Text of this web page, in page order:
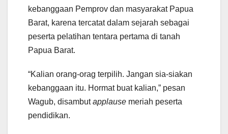
kebanggaan Pemprov dan masyarakat Papua
Barat, karena tercatat dalam sejarah sebagai
peserta pelatihan tentara pertama di tanah
Papua Barat.
“Kalian orang-orag terpilih. Jangan sia-siakan
kebanggaan itu. Hormat buat kalian,” pesan
Wagub, disambutapplause meriah peserta
pendidikan.